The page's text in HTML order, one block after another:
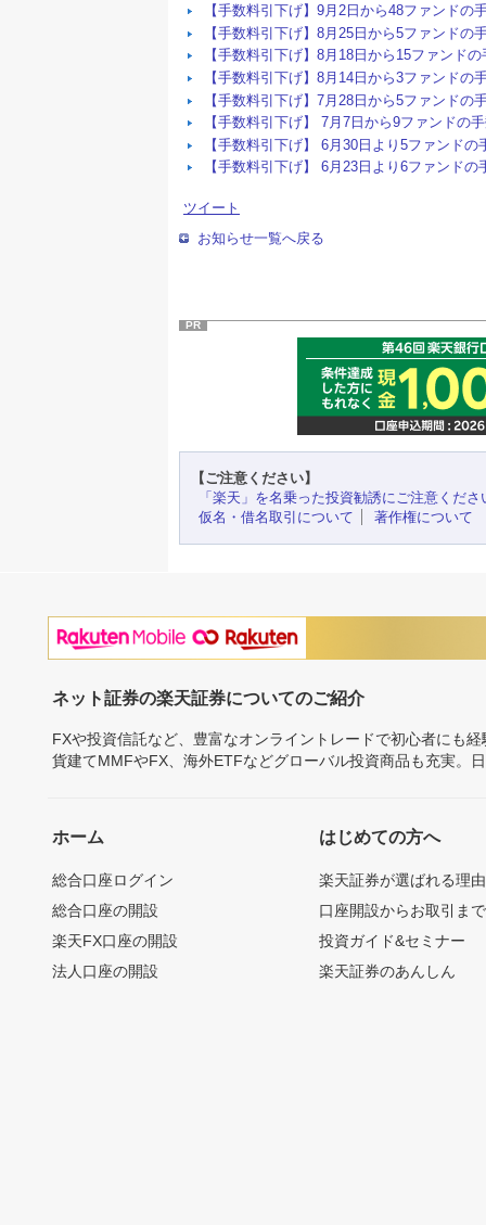
【手数料引下げ】9月2日から48ファンド
【手数料引下げ】8月25日から5ファンド
【手数料引下げ】8月18日から15ファンド
【手数料引下げ】8月14日から3ファンド
【手数料引下げ】7月28日から5ファンド
【手数料引下げ】 7月7日から9ファンドの
【手数料引下げ】 6月30日より5ファンド
【手数料引下げ】 6月23日より6ファンド
ツイート
お知らせ一覧へ戻る
PR
【ご注意ください】
「楽天」を名乗った投資勧誘にご注意くださ
仮名・借名取引について
著作権について
ネット証券の楽天証券についてのご紹介
FXや投資信託など、豊富なオンライントレードで初心者にも
貨建てMMFやFX、海外ETFなどグローバル投資商品も充実。
ホーム
総合口座ログイン
総合口座の開設
楽天FX口座の開設
法人口座の開設
はじめての方へ
楽天証券が選ばれる理由
口座開設からお取引ま
投資ガイド&セミナー
楽天証券のあんしん